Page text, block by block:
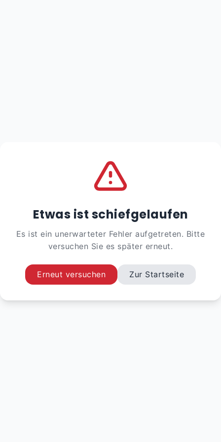
Etwas ist schiefgelaufen
Es ist ein unerwarteter Fehler aufgetreten. Bitte
versuchen Sie es später erneut.
Erneut versuchen Zur Startseite